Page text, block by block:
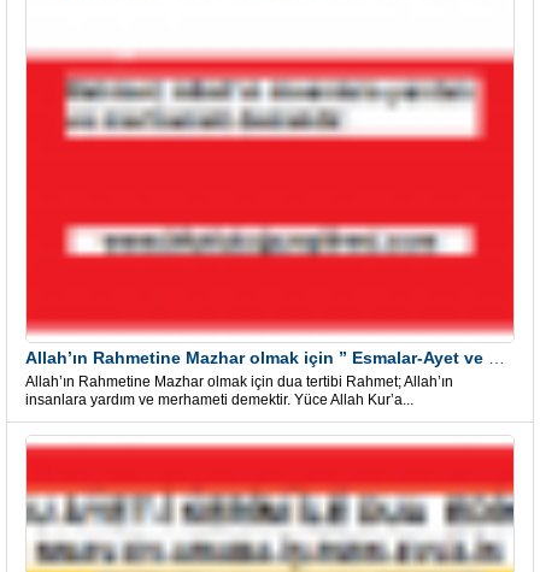
Allah’ın Rahmetine Mazhar olmak için dua tertibi Rahmet; Allah’ın
insanlara yardım ve merhameti demektir. Yüce Allah Kur’a...